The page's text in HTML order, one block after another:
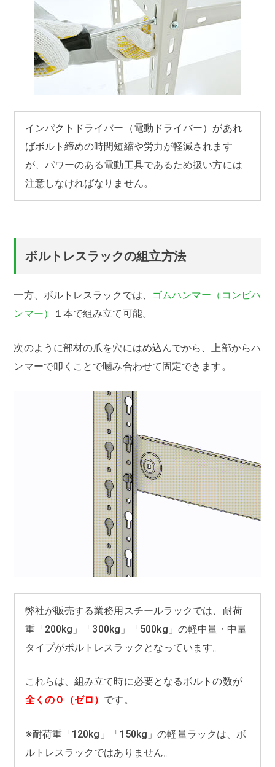
インパクトドライバー（電動ドライバー）があれ
ばボルト締めの時間短縮や労力が軽減されます
が、パワーのある電動工具であるため扱い方には
注意しなければなりません。
ボルトレスラックの組立方法
一方、ボルトレスラックでは、
ゴムハンマー（コンビハ
ンマー）
１本で組み立て可能。
次のように部材の爪を穴にはめ込んでから、上部からハ
ンマーで叩くことで噛み合わせて固定できます。
弊社が販売する業務用スチールラックでは、耐荷
重「200kg」「300kg」「500kg」の軽中量・中量
タイプがボルトレスラックとなっています。
これらは、組み立て時に必要となるボルトの数が
全くの０（ゼロ） です。
※耐荷重「120kg」「150kg」の軽量ラックは、ボ
ルトレスラックではありません。